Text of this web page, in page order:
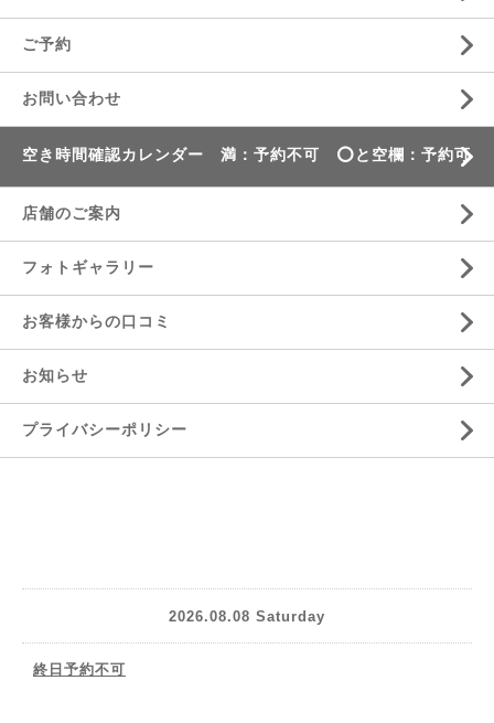
ご予約
お問い合わせ
空き時間確認カレンダー 満：予約不可 ⭕️と空欄：予約可
店舗のご案内
フォトギャラリー
お客様からの口コミ
お知らせ
プライバシーポリシー
2026.08.08 Saturday
終日予約不可